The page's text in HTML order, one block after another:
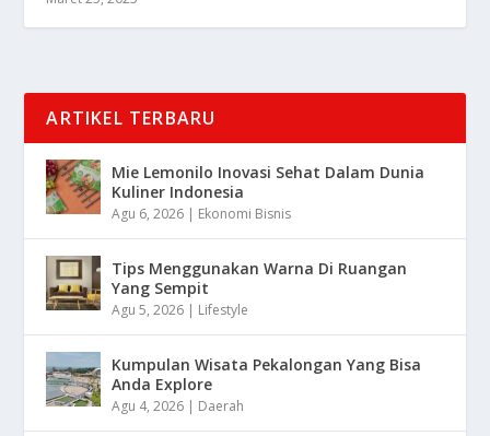
ARTIKEL TERBARU
Mie Lemonilo Inovasi Sehat Dalam Dunia
Kuliner Indonesia
Agu 6, 2026 | Ekonomi Bisnis
Tips Menggunakan Warna Di Ruangan
Yang Sempit
Agu 5, 2026 | Lifestyle
Kumpulan Wisata Pekalongan Yang Bisa
Anda Explore
Agu 4, 2026 | Daerah